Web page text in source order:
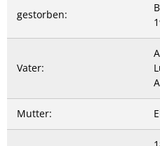
gestorben:
Vater:
Mutter: